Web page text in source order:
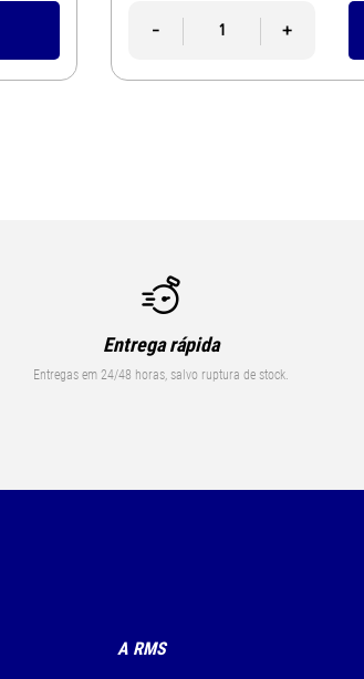
- +
Entrega rápida
Entregas em 24/48 horas, salvo ruptura de stock.
A RMS